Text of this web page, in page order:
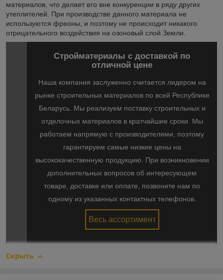
материалов, что делает его вне конкуренции в ряду других
утеплителей. При производстве данного материала не
используются фреоны, и поэтому не происходит никакого
отрицательного воздействия на озоновый слой Земли.
Стройматериалы с доставкой по
отличной цене
Наша компания заслуженно считается лидером на
рынке строительных материалов по всей Республике
Беларусь. Мы реализуем поставку строительных и
отделочных материалов в кратчайшие сроки. Мы
работаем напрямую с производителями, поэтому
гарантируем самые низкие цены на
высококачественную продукцию. При возникновении
дополнительных вопросов об интересующем
товаре, доставке или оплате, позвоните нам по
одному из указанных контактных телефонов.
Весь ассортимент
Скрыть